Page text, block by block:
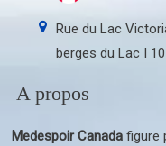
Rue du Lac
berges du Lac I
A propos
Medespoir Canada figure